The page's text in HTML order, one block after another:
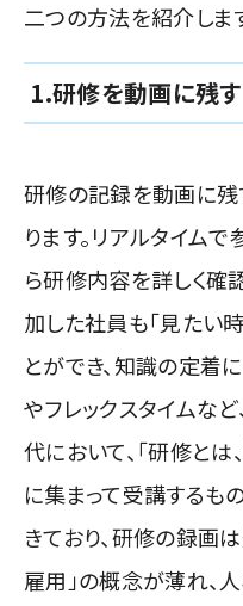
二つの方法を紹介しま
1.研修を動画に残す
研修の記録を動画に残
ります。リアルタイム
ら研修内容を詳しく確
加した社員も「見たい
とができ、知識の定着
やフレックスタイムな
代において、「研修と
に集まって受講するも
きており、研修の録画
雇用」の概念が薄れ、